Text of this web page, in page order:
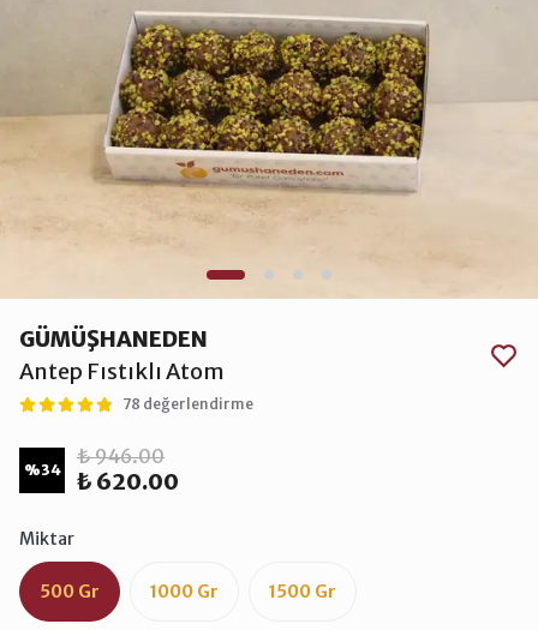
GÜMÜŞHANEDEN
Antep Fıstıklı Atom
78 değerlendirme
%34
₺ 946.00
₺ 620.00
Miktar
500 Gr 1000 Gr 1500 Gr